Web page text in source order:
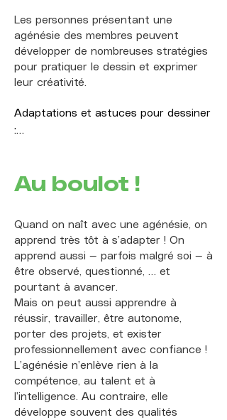
de modifier une guitare, un piano ou
un autre instrument pour en faciliter
la prise en main ou l'utilisation via des
supports, des boutons ou des
ergothérapeute.
adaptateurs sur mesure réalisés avec
fabrication ou l'ajustement 3D
d'accessoires adaptés, parfois réalisés
dans des fablabs ou associations
spécialisées.​
Expérimenter des instruments
électroniques ou numériques, dotés de
surfaces tactiles, de commandes
gestuelles ou d'interfaces MIDI,
manipulables avec les pieds, un
moignon ou d'autres parties du corps.​​
Les personnes présentant une
agénésie des membres peuvent
développer de nombreuses stratégies
pour pratiquer le dessin et exprimer
leur créativité.​
Adaptations et astuces pour dessiner
:
feutres ou pinceaux à manche large,
2. Explorer l'utilisation de prothèses ou
d'orthèses conçues pour le dessin,
personnalisées selon la morphologie.
3. Dessiner avec d'autres parties du
corps : bouche, pied ou moignon,
selon les possibilités de mobilité.
4. Installer la feuille ou la toile sur un
plan de travail adapté, avec des
supports antidérapants pour éviter
qu'elle ne bouge. Les tapis de cuisson
en silicone font très bien l’affaire !
Au boulot !
Quand on naît avec une agénésie, on
apprend très tôt à s’adapter ! On
apprend aussi — parfois malgré soi — à
être observé, questionné, … et
pourtant à avancer.
Mais on peut aussi apprendre à
réussir, travailler, être autonome,
porter des projets, et exister
professionnellement avec confiance !
L’agénésie n’enlève rien à la
compétence, au talent et à
l’intelligence. Au contraire, elle
développe souvent des qualités